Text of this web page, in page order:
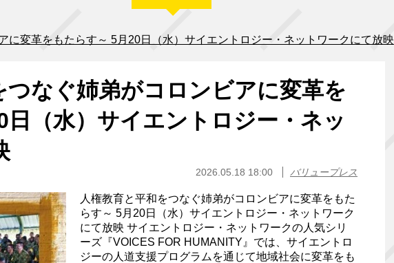
に変革をもたらす～ 5月20日（水）サイエントロジー・ネットワークにて放映
つなぐ姉弟がコロンビアに変革を
日（水）サイエントロジー・ネッ
2026.05.18 18:00 バリュープレス
人権教育と平和をつなぐ姉弟がコロンビアに変革をもた
らす～ 5月20日（水）サイエントロジー・ネットワーク
にて放映 サイエントロジー・ネットワークの人気シリ
ーズ『VOICES FOR HUMANITY』では、サイエントロ
ジーの人道支援プログラムを通じて地域社会に変革をも